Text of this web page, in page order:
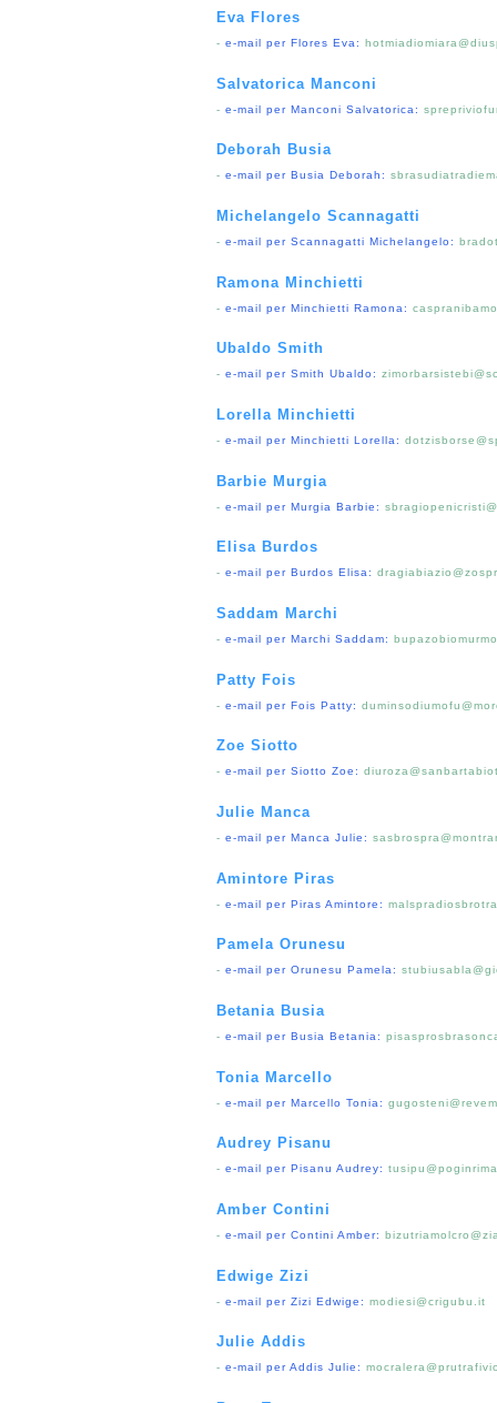
Eva Flores
- e-mail per Flores Eva:
Salvatorica Manconi
- e-mail per Manconi Salvatorica:
Deborah Busia
- e-mail per Busia Deborah:
Michelangelo Scannagatti
- e-mail per Scannagatti Michelangelo:
Ramona Minchietti
- e-mail per Minchietti Ramona:
Ubaldo Smith
- e-mail per Smith Ubaldo:
Lorella Minchietti
- e-mail per Minchietti Lorella:
Barbie Murgia
- e-mail per Murgia Barbie:
Elisa Burdos
- e-mail per Burdos Elisa:
Saddam Marchi
- e-mail per Marchi Saddam:
Patty Fois
- e-mail per Fois Patty:
Zoe Siotto
- e-mail per Siotto Zoe:
Julie Manca
- e-mail per Manca Julie:
Amintore Piras
- e-mail per Piras Amintore:
Pamela Orunesu
- e-mail per Orunesu Pamela:
Betania Busia
- e-mail per Busia Betania:
Tonia Marcello
- e-mail per Marcello Tonia:
Audrey Pisanu
- e-mail per Pisanu Audrey:
Amber Contini
- e-mail per Contini Amber:
Edwige Zizi
- e-mail per Zizi Edwige: modiesi@crigubu.it
Julie Addis
- e-mail per Addis Julie: